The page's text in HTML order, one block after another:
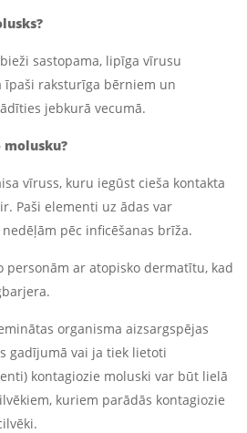
sastopama, lipīga vīrusu
īpaši raksturīga bērniem un
jebkurā vecumā.
molusku?
vīruss, kuru iegūst cieša kontakta
Paši elementi uz ādas var
pēc inficēšanas brīža.
personām ar atopisko dermatītu, kad
organisma aizsargspējas
gadījumā vai ja tiek lietoti
kontagiozie moluski var būt lielā
kuriem parādās kontagiozie